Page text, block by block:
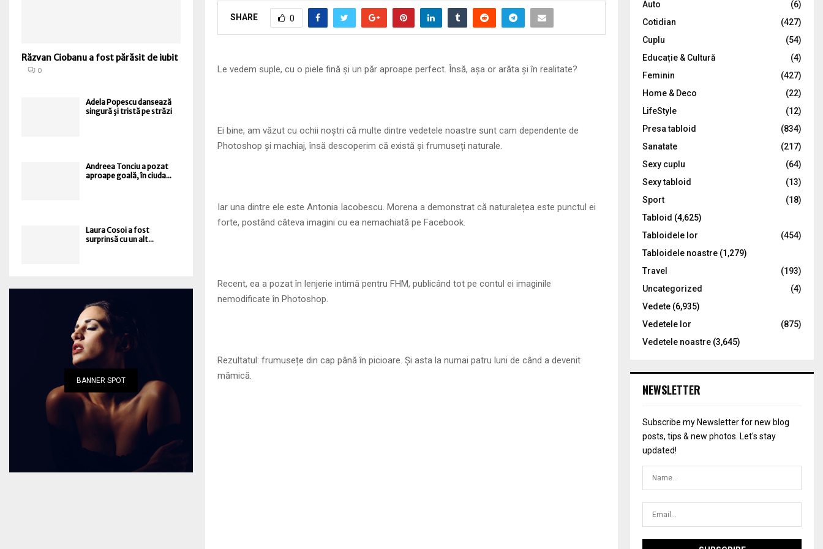
SHARE 0
Le vedem suple, cu o piele fină și un păr aproape perfect. Însă, așa or arăta și în realitate?
Ei bine, am văzut cu ochii noștri că multe dintre vedetele noastre sunt cam dependente de
Photoshop și machiaj, însă descoperim că există și frumuseți naturale.
Iar una dintre ele este Antonia Iacobescu. Morena a demonstrat că naturalețea este punctul ei
forte, postând câteva imagini cu ea nemachiată pe Facebook.
Recent, ea a pozat în lenjerie intimă pentru FHM, publicând tot pe contul ei imaginile
nemodificate în Photoshop.
Rezultatul: frumusețe din cap până în picioare. Și asta la numai patru luni de când a devenit
mămică.
Răzvan Ciobanu a fost părăsit de iubit
0
Adela Popescu dansează
singură şi tristă pe străzi
Andreea Tonciu a pozat
aproape goală, în ciuda...
Laura Cosoi a fost
surprinsă cu un alt...
BANNER SPOT
:
C
Auto
(6)
Cotidian
(427)
Cuplu
(54)
Educație & Cultură
(4)
Feminin
(427)
Home & Deco
(22)
LifeStyle
(12)
Presa tabloid
(834)
Sanatate
(217)
Sexy cuplu
(64)
Sexy tabloid
(13)
Sport
(18)
Tabloid (4,625)
Tabloidele lor
(454)
Tabloidele noastre (1,279)
Travel
(193)
Uncategorized
(4)
Vedete (6,935)
Vedetele lor
(875)
Vedetele noastre (3,645)
NEWSLETTER
Subscribe my Newsletter for new blog
posts, tips & new photos. Let's stay
updated!